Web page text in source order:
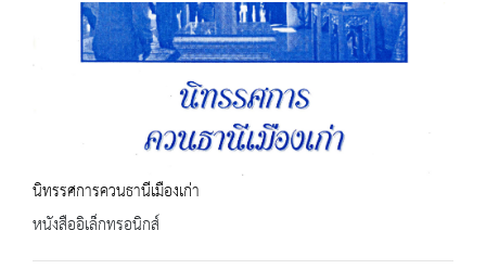
นิทรรศการควนธานีเมืองเก่า
หนังสืออิเล็กทรอนิกส์